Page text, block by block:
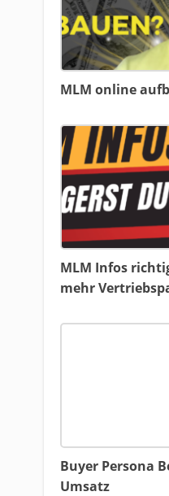
MLM online
MLM Infos
mehr
Buyer Persona
Umsatz